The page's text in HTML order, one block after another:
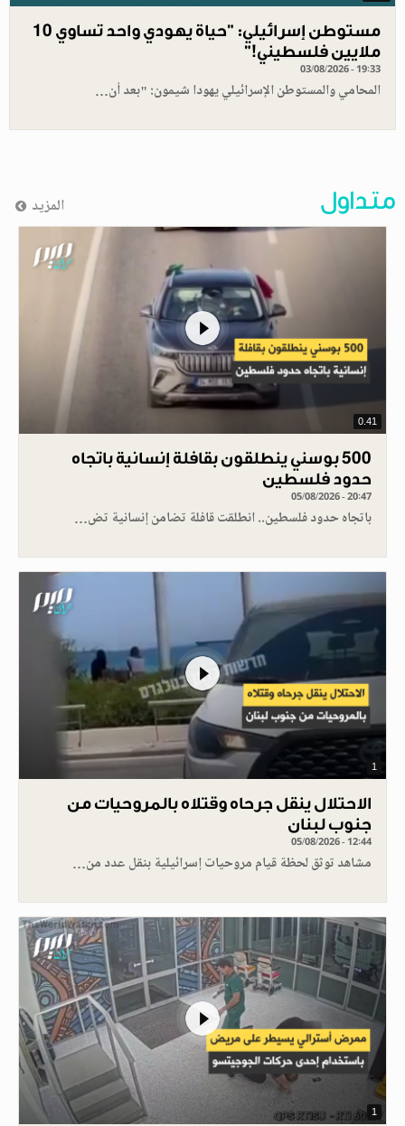
مستوطن إسرائيلي: "حياة يهودي واحد تساوي 10
ملايين فلسطيني!”
03/08/2026 - 19:33
المحامي والمستوطن الإسرائيلي يهودا شيمون: "بعد أن…
متداول المزيد
0.41
500 بوسني ينطلقون بقافلة إنسانية باتجاه
حدود فلسطين
05/08/2026 - 20:47
باتجاه حدود فلسطين.. انطلقت قافلة تضامن إنسانية تض…
1
الاحتلال ينقل جرحاه وقتلاه بالمروحيات من
جنوب لبنان
05/08/2026 - 12:44
مشاهد توثق لحظة قيام مروحيات إسرائيلية بنقل عدد من…
1